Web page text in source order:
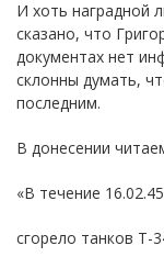
И хоть наградной
сказано, что
документах нет
склонны думать,
последним.
В донесении
«В течение
сгорело танков Т-